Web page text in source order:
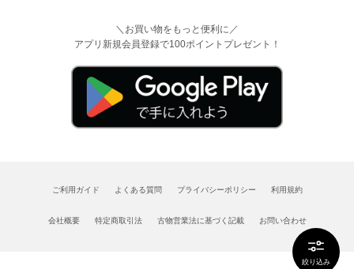
絞り込み
＼お買い物をもっと便利に／
アプリ新規会員登録で100ポイントプレゼント！
ご利用ガイド よくある質問 プライバシーポリシー 利用規約
会社概要 特定商取引法 古物営業法に基づく記載 お問い合わせ